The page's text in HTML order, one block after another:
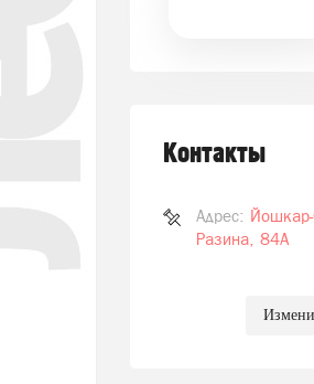
Контакты
Адрес:
Разина, 84А